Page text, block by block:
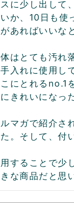
に少し出して
か、10日も使
あればいいな
はとても汚れ
入れに使用し
にとれるno.1
きれいになっ
マガで紹介さ
。そして、付
することで少
な商品だと思